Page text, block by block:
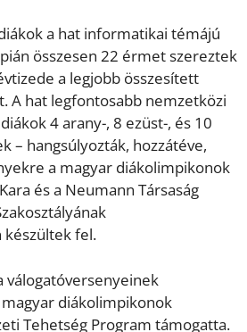
a hat informatikai témájú
összesen 22 érmet szereztek
a legjobb összesített
A hat legfontosabb nemzetközi
4 arany-, 8 ezüst-, és 10
– hangsúlyozták, hozzátéve,
a magyar diákolimpikonok
és a Neumann Társaság
fel.
válogatóversenyeinek
diákolimpikonok
Tehetség Program támogatta.